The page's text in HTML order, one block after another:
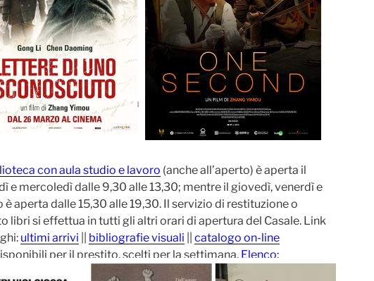
con aula studio e lavoro (anche all’aperto) è aperta il
e mercoledì dalle 9,30 alle 13,30; mentre il giovedì, venerdì e
è aperta dalle 15,30 alle 19,30. Il servizio di restituzione o
libri si effettua in tutti gli altri orari di apertura del Casale. Link
ultimi arrivi bibliografie visuali
catalogo on-line
per il prestito, scelti per la settimana. Elenco: